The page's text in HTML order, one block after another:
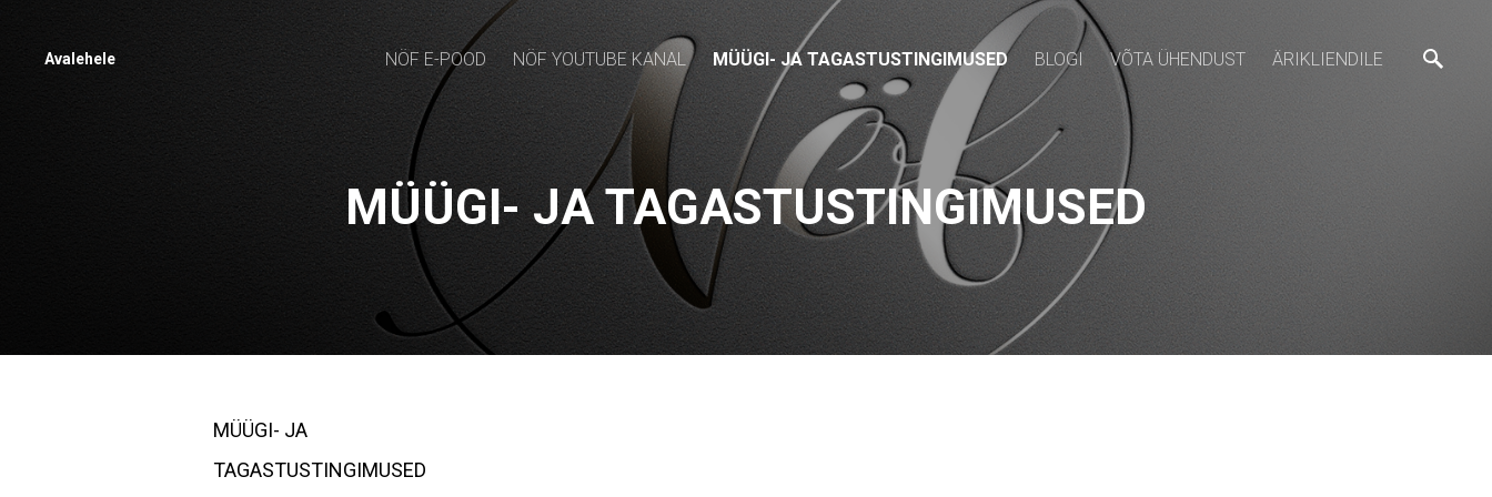
Avalehele NÖF E-POOD NÖF YOUTUBE KANAL MÜÜGI- JA TAGASTUSTINGIMUSED BLOGI VÕTA ÜHENDUST ÄRIKLIENDILE
MÜÜGI- JA TAGASTUSTINGIMUSED
MÜÜGI- JA
TAGASTUSTINGIMUSED